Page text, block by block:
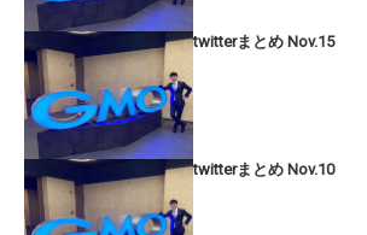
twitterまとめ Nov.15
twitterまとめ Nov.10